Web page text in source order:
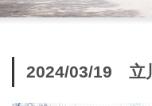
2024/03/19 立